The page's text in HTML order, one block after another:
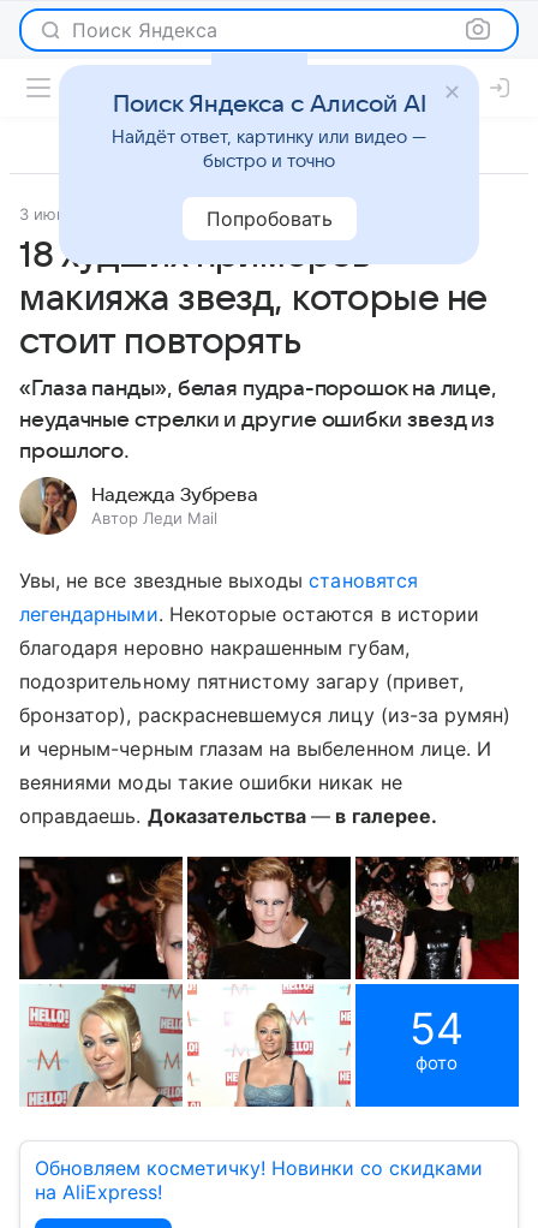
Поиск Яндекса
3 июня 2020
18 худших примеров
макияжа звезд, которые не
стоит повторять
«Глаза панды», белая пудра-порошок на лице,
неудачные стрелки и другие ошибки звезд из
прошлого.
Надежда Зубрева
Автор Леди Mail
Увы, не все звездные выходыстановятся
легендарными. Некоторые остаются в истории
благодаря неровно накрашенным губам,
подозрительному пятнистому загару (привет,
бронзатор), раскрасневшемуся лицу (из-за румян)
и черным-черным глазам на выбеленном лице. И
веяниями моды такие ошибки никак не
оправдаешь. Доказательства— в галерее.
54
фото
Обновляем косметичку! Новинки со скидками
на AliExpress!
Поиск Яндекса с Алисой AI
Найдёт ответ, картинку или видео —
быстро и точно
Попробовать